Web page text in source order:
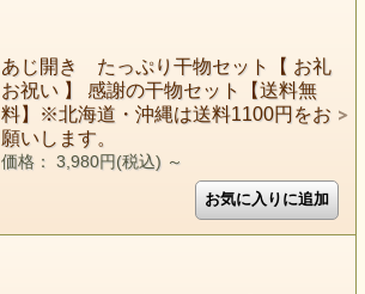
あじ開き たっぷり干物セット【 お礼
お祝い 】 感謝の干物セット【送料無
料】※北海道・沖縄は送料1100円をお
願いします。
価格： 3,980円(税込) ～